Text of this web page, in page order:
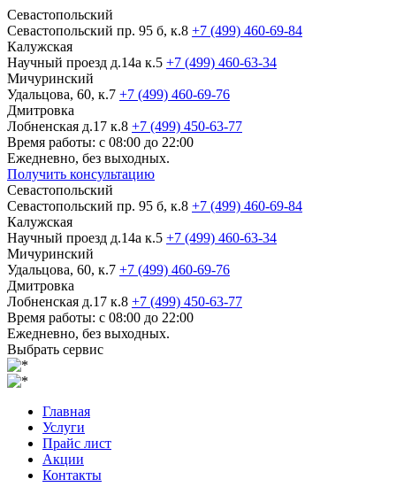
Севастопольский
Севастопольский пр. 95 б, к.8 +7 (499) 460-69-84
Калужская
Научный проезд д.14а к.5 +7 (499) 460-63-34
Мичуринский
Удальцова, 60, к.7 +7 (499) 460-69-76
Дмитровка
Лобненская д.17 к.8 +7 (499) 450-63-77
Время работы: с 08:00 до 22:00
Ежедневно, без выходных.
Получить консультацию
Севастопольский
Севастопольский пр. 95 б, к.8 +7 (499) 460-69-84
Калужская
Научный проезд д.14а к.5 +7 (499) 460-63-34
Мичуринский
Удальцова, 60, к.7 +7 (499) 460-69-76
Дмитровка
Лобненская д.17 к.8 +7 (499) 450-63-77
Время работы: с 08:00 до 22:00
Ежедневно, без выходных.
Выбрать сервис
Главная
Услуги
Прайс лист
Акции
Контакты